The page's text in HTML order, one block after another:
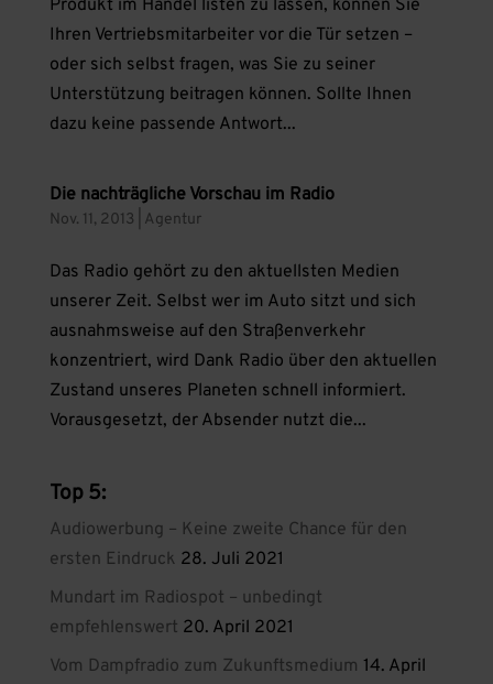
Produkt im Handel listen zu lassen, können Sie
Ihren Vertriebsmitarbeiter vor die Tür setzen –
oder sich selbst fragen, was Sie zu seiner
Unterstützung beitragen können. Sollte Ihnen
dazu keine passende Antwort...
Die nachträgliche Vorschau im Radio
Nov. 11, 2013 Agentur
Das Radio gehört zu den aktuellsten Medien
unserer Zeit. Selbst wer im Auto sitzt und sich
ausnahmsweise auf den Straßenverkehr
konzentriert, wird Dank Radio über den aktuellen
Zustand unseres Planeten schnell informiert.
Vorausgesetzt, der Absender nutzt die...
Top 5:
Audiowerbung – Keine zweite Chance für den
ersten Eindruck 28. Juli 2021
Mundart im Radiospot – unbedingt
empfehlenswert 20. April 2021
Vom Dampfradio zum Zukunftsmedium 14. April